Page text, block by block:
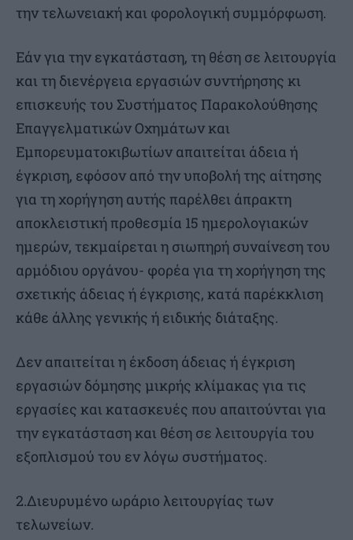
την τελωνειακή και φορολογική συμμόρφωση.
Εάν για την εγκατάσταση, τη θέση σε λειτουργία
και τη διενέργεια εργασιών συντήρησης κι
επισκευής του Συστήματος Παρακολούθησης
Επαγγελματικών Οχημάτων και
Εμπορευματοκιβωτίων απαιτείται άδεια ή
έγκριση, εφόσον από την υποβολή της αίτησης
για τη χορήγηση αυτής παρέλθει άπρακτη
αποκλειστική προθεσμία 15 ημερολογιακών
ημερών, τεκμαίρεται η σιωπηρή συναίνεση του
αρμόδιου οργάνου- φορέα για τη χορήγηση της
σχετικής άδειας ή έγκρισης, κατά παρέκκλιση
κάθε άλλης γενικής ή ειδικής διάταξης.
Δεν απαιτείται η έκδοση άδειας ή έγκριση
εργασιών δόμησης μικρής κλίμακας για τις
εργασίες και κατασκευές που απαιτούνται για
την εγκατάσταση και θέση σε λειτουργία του
εξοπλισμού του εν λόγω συστήματος.
2.Διευρυμένο ωράριο λειτουργίας των
τελωνείων.